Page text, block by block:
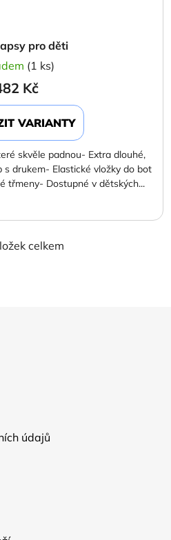
pro děti
(1 ks)
Kč
VARIANTY
skvěle padnou- Extra dlouhé,
s drukem- Elastické vložky do bot
třmeny- Dostupné v dětských...
O
y
celkem
údajů